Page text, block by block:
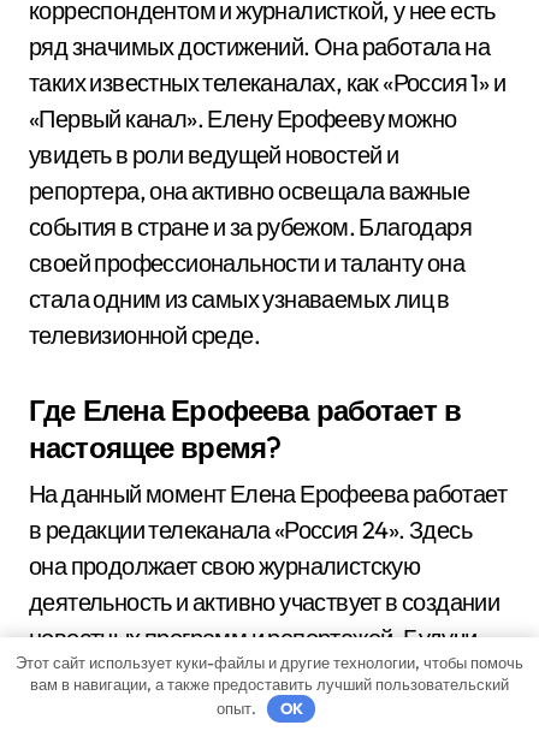
корреспондентом и журналисткой, у нее есть
ряд значимых достижений. Она работала на
таких известных телеканалах, как «Россия 1» и
«Первый канал». Елену Ерофееву можно
увидеть в роли ведущей новостей и
репортера, она активно освещала важные
события в стране и за рубежом. Благодаря
своей профессиональности и таланту она
стала одним из самых узнаваемых лиц в
телевизионной среде.
Где Елена Ерофеева работает в
настоящее время?
На данный момент Елена Ерофеева работает
в редакции телеканала «Россия 24». Здесь
она продолжает свою журналистскую
деятельность и активно участвует в создании
новостных программ и репортажей. Будучи
опытным профессионалом, Елена Ерофеева
делится своими знаниями и опытом со
Этот сайт использует куки-файлы и другие технологии, чтобы помочь
вам в навигации, а также предоставить лучший пользовательский
опыт.
OK